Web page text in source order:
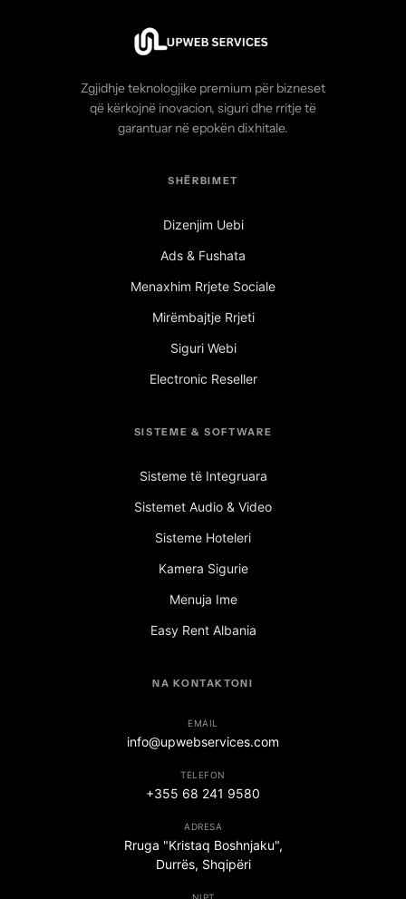
Zgjidhje teknologjike premium për bizneset
që kërkojnë inovacion, siguri dhe rritje të
garantuar në epokën dixhitale.
SHËRBIMET
Dizenjim Uebi
Ads & Fushata
Menaxhim Rrjete Sociale
Mirëmbajtje Rrjeti
Siguri Webi
Electronic Reseller
SISTEME & SOFTWARE
Sisteme të Integruara
Sistemet Audio & Video
Sisteme Hoteleri
Kamera Sigurie
Menuja Ime
Easy Rent Albania
NA KONTAKTONI
EMAIL
info@upwebservices.com
TELEFON
+355 68 241 9580
ADRESA
Rruga "Kristaq Boshnjaku",
Durrës, Shqipëri